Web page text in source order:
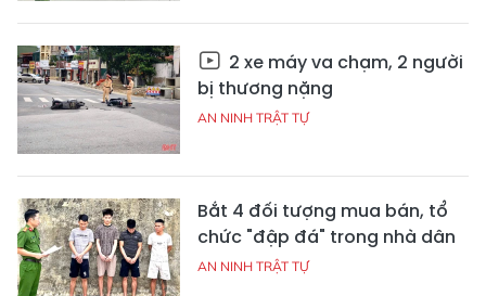
2 xe máy va chạm, 2 người
bị thương nặng
AN NINH TRẬT TỰ
Bắt 4 đối tượng mua bán, tổ
chức "đập đá" trong nhà dân
AN NINH TRẬT TỰ